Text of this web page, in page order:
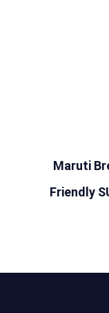
Maruti
Friendly